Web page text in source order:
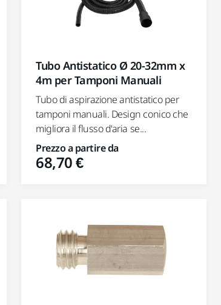
Tubo Antistatico Ø 20-32mm x
4m per Tamponi Manuali
Tubo di aspirazione antistatico per
tamponi manuali. Design conico che
migliora il flusso d'aria se...
Prezzo a partire da
68,70 €